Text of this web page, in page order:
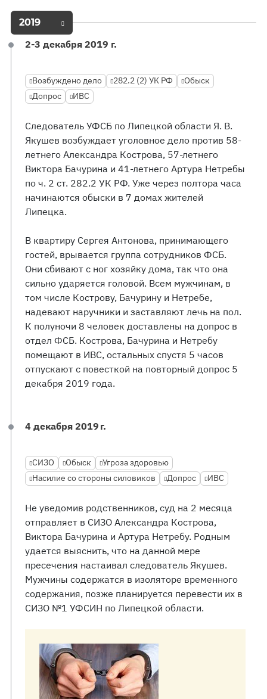
2019
2-3 декабря 2019 г.
Возбуждено дело 282.2 (2) УК РФ
Обыск
Допрос
ИВС
Следователь УФСБ по Липецкой области Я. В.
Якушев возбуждает уголовное дело против 58-
летнего Александра Кострова, 57-летнего
Виктора Бачурина и 41-летнего Артура Нетребы
по ч. 2 ст. 282.2 УК РФ. Уже через полтора часа
начинаются обыски в 7 домах жителей
Липецка.
В квартиру Сергея Антонова, принимающего
гостей, врывается группа сотрудников ФСБ.
Они сбивают с ног хозяйку дома, так что она
сильно ударяется головой. Всем мужчинам, в
том числе Кострову, Бачурину и Нетребе,
надевают наручники и заставляют лечь на пол.
К полуночи 8 человек доставлены на допрос в
отдел ФСБ. Кострова, Бачурина и Нетребу
помещают в ИВС, остальных спустя 5 часов
отпускают с повесткой на повторный допрос 5
декабря 2019 года.
4 декабря 2019 г.
СИЗО Обыск
Угроза здоровью
Насилие со стороны силовиков
Допрос ИВС
Не уведомив родственников, суд на 2 месяца
отправляет в СИЗО Александра Кострова,
Виктора Бачурина и Артура Нетребу. Родным
удается выяснить, что на данной мере
пресечения настаивал следователь Якушев.
Мужчины содержатся в изоляторе временного
содержания, позже планируется перевести их в
СИЗО №1 УФСИН по Липецкой области.